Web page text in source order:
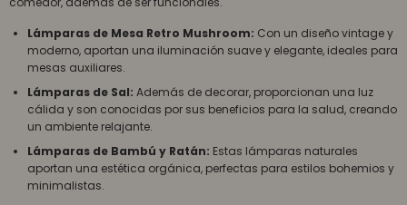
Lámparas de Mesa Retro Mushroom: Con un diseño vintage y
moderno, aportan una iluminación suave y elegante, ideales para
mesas auxiliares.
Lámparas de Sal: Además de decorar, proporcionan una luz
cálida y son conocidas por sus beneficios para la salud, creando
un ambiente relajante.
Lámparas de Bambú y Ratán: Estas lámparas naturales
aportan una estética orgánica, perfectas para estilos bohemios y
minimalistas.